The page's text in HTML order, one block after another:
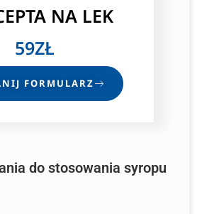
NA LEK
59ZŁ
FORMULARZ
do stosowania syropu